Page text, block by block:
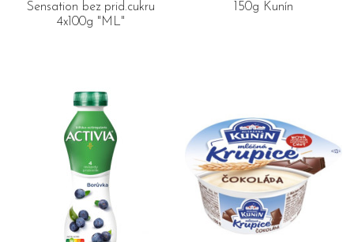
Sensation bez prid.cukru
4x100g "ML"
150g Kunín